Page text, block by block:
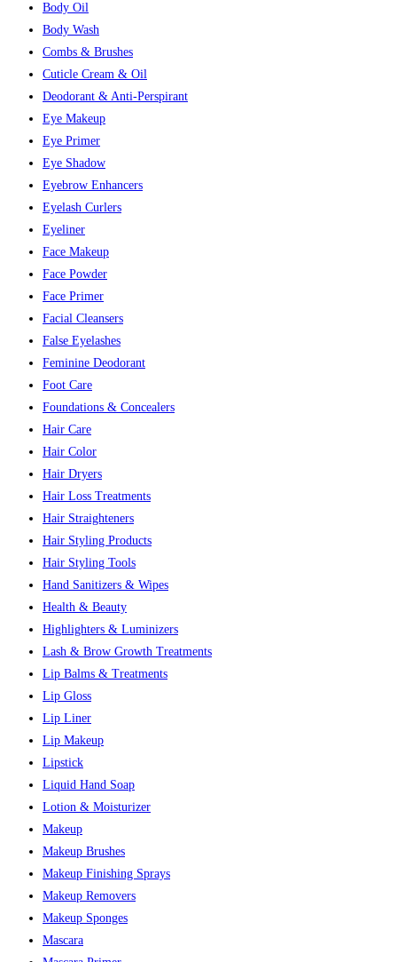
Body Oil
Body Wash
Combs & Brushes
Cuticle Cream & Oil
Deodorant & Anti-Perspirant
Eye Makeup
Eye Primer
Eye Shadow
Eyebrow Enhancers
Eyelash Curlers
Eyeliner
Face Makeup
Face Powder
Face Primer
Facial Cleansers
False Eyelashes
Feminine Deodorant
Foot Care
Foundations & Concealers
Hair Care
Hair Color
Hair Dryers
Hair Loss Treatments
Hair Straighteners
Hair Styling Products
Hair Styling Tools
Hand Sanitizers & Wipes
Health & Beauty
Highlighters & Luminizers
Lash & Brow Growth Treatments
Lip Balms & Treatments
Lip Gloss
Lip Liner
Lip Makeup
Lipstick
Liquid Hand Soap
Lotion & Moisturizer
Makeup
Makeup Brushes
Makeup Finishing Sprays
Makeup Removers
Makeup Sponges
Mascara